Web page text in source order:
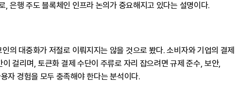
, 은행 주도 블록체인 인프라 논의가 중요해지고 있다는 설명이다.
의 대중화가 저절로 이뤄지지는 않을 것으로 봤다. 소비자와 기업의 결제
걸리며, 토큰화 결제 수단이 주류로 자리 잡으려면 규제 준수, 보안,
자 경험을 모두 충족해야 한다는 분석이다.